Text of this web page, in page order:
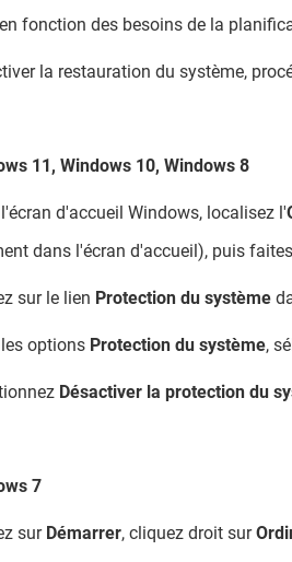
fonction des besoins de la
la restauration du système,
11, Windows 10, Windows 8
d'accueil Windows, localisez l'
dans l'écran d'accueil), puis
sur le lien Protection du système
options Protection du système,
Désactiver la protection du
7
sur Démarrer, cliquez droit sur